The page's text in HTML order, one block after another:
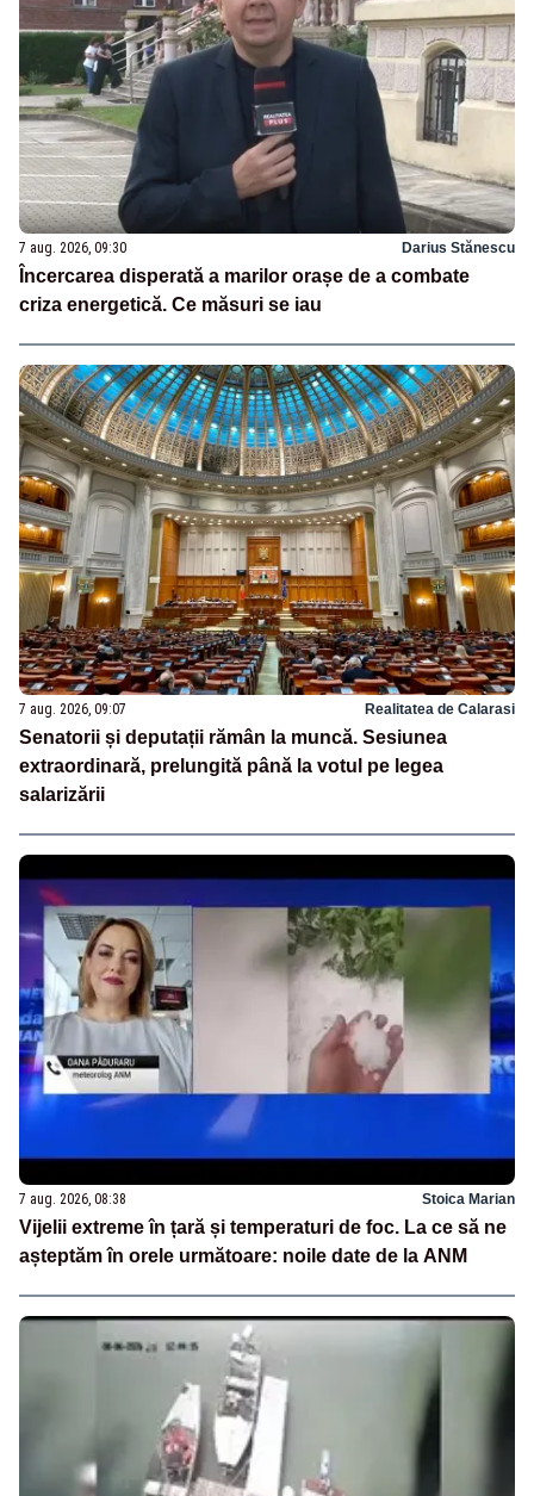
7 aug. 2026, 09:30 Darius Stănescu
Încercarea disperată a marilor orașe de a combate
criza energetică. Ce măsuri se iau
7 aug. 2026, 09:07 Realitatea de Calarasi
Senatorii și deputații rămân la muncă. Sesiunea
extraordinară, prelungită până la votul pe legea
salarizării
7 aug. 2026, 08:38 Stoica Marian
Vijelii extreme în țară și temperaturi de foc. La ce să ne
așteptăm în orele următoare: noile date de la ANM